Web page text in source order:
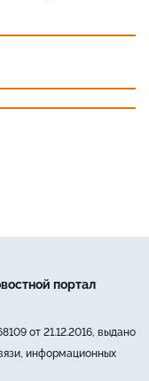
портал
от 21.12.2016, выдано
информационных